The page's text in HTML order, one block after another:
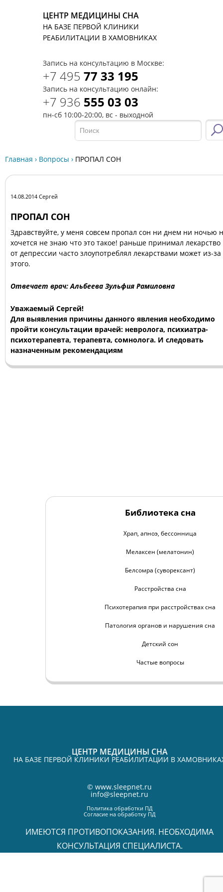
ЦЕНТР МЕДИЦИНЫ СНА
НА БАЗЕ ПЕРВОЙ КЛИНИКИ
РЕАБИЛИТАЦИИ В ХАМОВНИКАХ
Запись на консультацию в Москве:
+7 495 77 33 195
Запись на консультацию онлайн:
+7 936 555 03 03
пн-сб 10:00-20:00, вс - выходной
Главная › Вопросы › ПРОПАЛ СОН
14.08.2014 Сергей
ПРОПАЛ СОН
Здравствуйте, у меня совсем пропал сон ни днем ни ночью
хочется не знаю что это такое! раньше принимал лекарство
от депрессии часто злоупотреблял лекарствами может из-за
этого.
Отвечает врач: Альбеева Зульфия Рамиловна
Уважаемый Сергей!
Для выявления причины данного явления необходимо
пройти консультации врачей: невролога, психиатра-
психотерапевта, терапевта, сомнолога. И следовать
назначенным рекомендациям
Библиотека сна
Храп, апноэ, бессонница
Мелаксен (мелатонин)
Белсомра (суворексант)
Расстройства сна
Психотерапия при расстройствах сна
Патология органов и нарушения сна
Детский сон
Частые вопросы
ЦЕНТР МЕДИЦИНЫ СНА
НА БАЗЕ ПЕРВОЙ КЛИНИКИ РЕАБИЛИТАЦИИ В
© www.sleepnet.ru
info@sleepnet.ru
Политика обработки ПД
Согласие на обработку ПД
ИМЕЮТСЯ ПРОТИВОПОКАЗАНИЯ. НЕОБХОДИМА
КОНСУЛЬТАЦИЯ СПЕЦИАЛИСТА.